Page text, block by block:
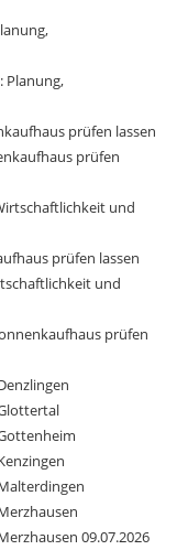
Planung,
prüfen lassen
prüfen
und
prüfen lassen
und
prüfen
09.07.2026